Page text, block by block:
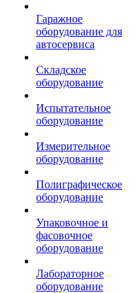
Гаражное
оборудование для
автосервиса
Складское
оборудование
Испытательное
оборудование
Измерительное
оборудование
Полиграфическое
оборудование
Упаковочное и
фасовочное
оборудование
Лабораторное
оборудование